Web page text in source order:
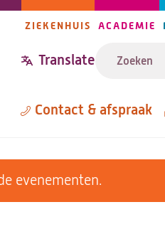
navigatie
ZIEKENHUIS ACADEMIE
Translate
Contact & afspraak
evenementen.